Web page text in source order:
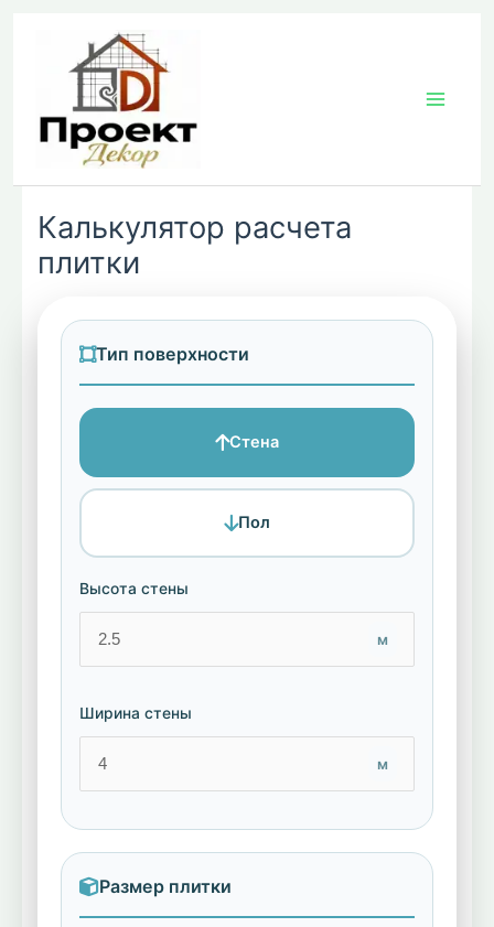
содержимому
Калькулятор расчета
плитки
Тип поверхности
Стена
Пол
Высота стены
м
Ширина стены
м
Размер плитки